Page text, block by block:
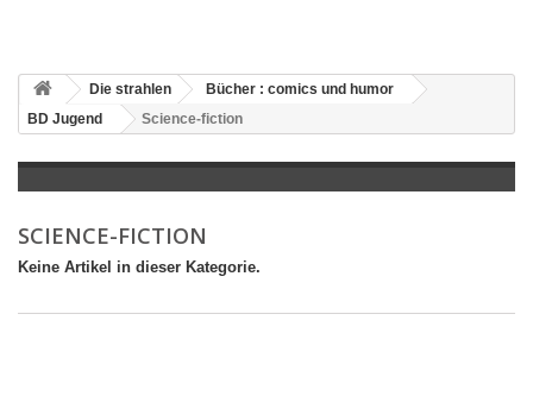
Die strahlen
Bücher : comics und humor
BD Jugend
Science-fiction
SCIENCE-FICTION
Keine Artikel in dieser Kategorie.